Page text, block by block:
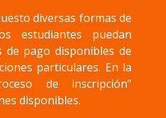
diversas formas de
estudiantes puedan
de pago disponibles de
particulares. En la
de inscripción”
disponibles.